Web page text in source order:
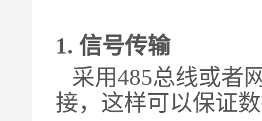
1. 信号传输
采用485总线或者
接，这样可以保证